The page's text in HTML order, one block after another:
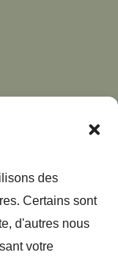
des
Certains sont
d'autres nous
votre